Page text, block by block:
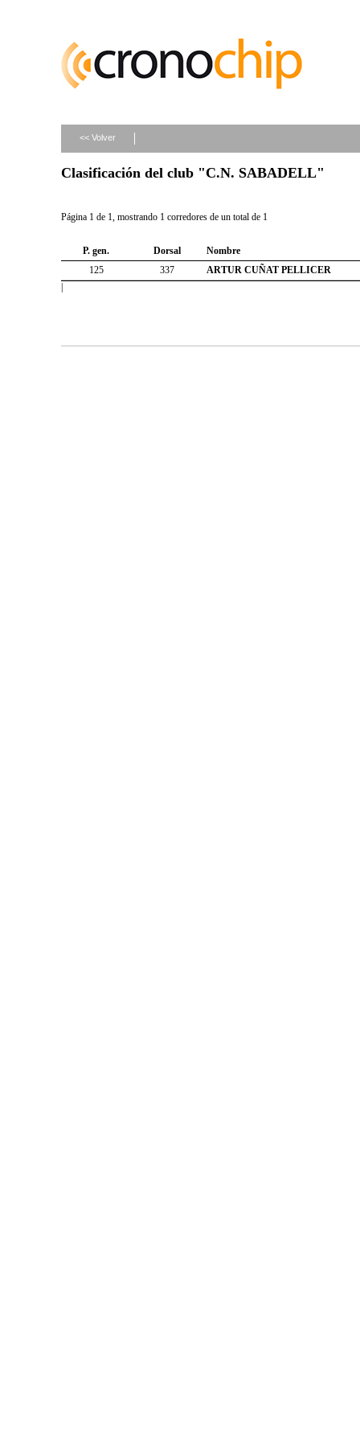
<< Volver
Clasificación del club "C.N. SABADELL"
Página 1 de 1, mostrando 1 corredores de un total de 1
P. gen. Dorsal
Nombre
125
337
ARTUR CUÑAT PELLICER
|